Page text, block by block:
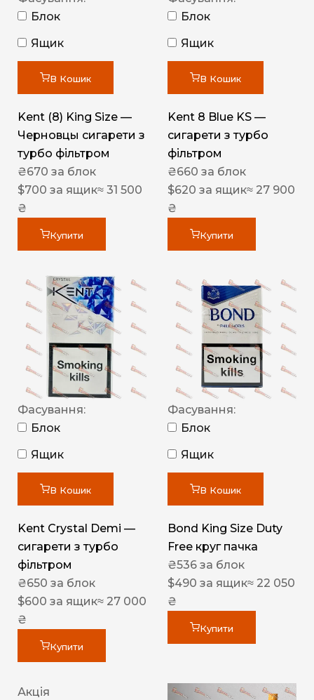
Блок
Ящик
В Кошик
Kent (8) King Size —
Черновцы сигарети з
турбо фільтром
₴670 за блок
$700 за ящик≈ 31 500
₴
Купити
Блок
Ящик
В Кошик
Kent 8 Blue KS —
сигарети з турбо
фільтром
₴660 за блок
$620 за ящик≈ 27 900
₴
Купити
Фасування:
Блок
Ящик
В Кошик
Kent Crystal Demi —
сигарети з турбо
фільтром
₴650 за блок
$600 за ящик≈ 27 000
₴
Купити
Фасування:
Блок
Ящик
В Кошик
Bond King Size Duty
Free круг пачка
₴536 за блок
$490 за ящик≈ 22 050
₴
Купити
Акція